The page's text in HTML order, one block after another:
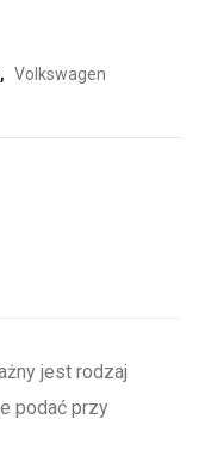
, Volkswagen
jest rodzaj
podać przy